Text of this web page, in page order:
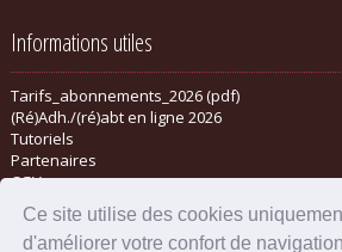
Ce site utilise des cookies
d'améliorer votre confort de
Informations utiles
Tarifs_abonnements_2026 (pdf)
(Ré)Adh./(ré)abt en ligne 2026
Tutoriels
Partenaires
CGV